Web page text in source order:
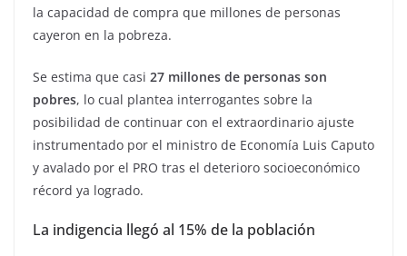
la capacidad de compra que millones de personas
cayeron en la pobreza.
Se estima que casi 27 millones de personas son
pobres, lo cual plantea interrogantes sobre la
posibilidad de continuar con el extraordinario ajuste
instrumentado por el ministro de Economía Luis Caputo
y avalado por el PRO tras el deterioro socioeconómico
récord ya logrado.
La indigencia llegó al 15% de la población